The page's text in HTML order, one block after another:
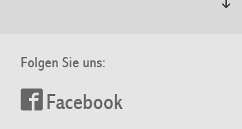
Folgen Sie uns:
Facebook